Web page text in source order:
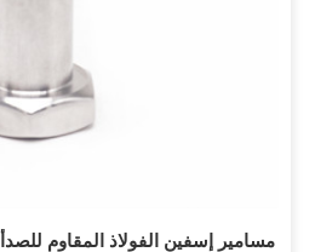
جميع الأحجام Ss 304 A2 70 مسامير إسفين الفولاذ المقاوم للصدأ